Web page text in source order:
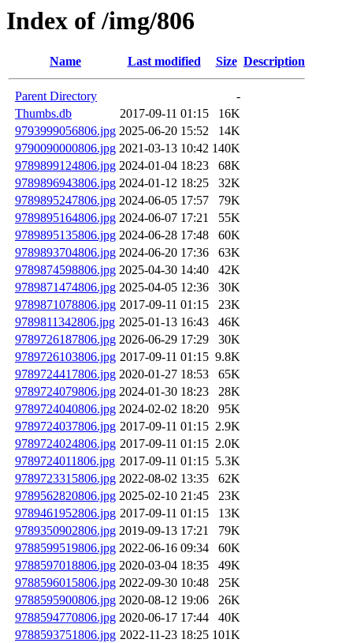
Index of /img/806
Name Last modified Size Description
Parent Directory
-
Thumbs.db
2017-09-11 01:15
16K
9793999056806.jpg 2025-06-20 15:52
14K
9790090000806.jpg 2021-03-13 10:42 140K
9789899124806.jpg 2024-01-04 18:23
68K
9789896943806.jpg 2024-01-12 18:25
32K
9789895247806.jpg 2024-06-05 17:57
79K
9789895164806.jpg 2024-06-07 17:21
55K
9789895135806.jpg 2024-06-28 17:48
60K
9789893704806.jpg 2024-06-20 17:36
63K
9789874598806.jpg 2025-04-30 14:40
42K
9789871474806.jpg 2025-04-05 12:36
30K
9789871078806.jpg 2017-09-11 01:15
23K
9789811342806.jpg 2025-01-13 16:43
46K
9789726187806.jpg 2026-06-29 17:29
30K
9789726103806.jpg 2017-09-11 01:15 9.8K
9789724417806.jpg 2020-01-27 18:53
65K
9789724079806.jpg 2024-01-30 18:23
28K
9789724040806.jpg 2024-02-02 18:20
95K
9789724037806.jpg 2017-09-11 01:15 2.9K
9789724024806.jpg 2017-09-11 01:15 2.0K
9789724011806.jpg 2017-09-11 01:15 5.3K
9789723315806.jpg 2022-08-02 13:35
62K
9789562820806.jpg 2025-02-10 21:45
23K
9789461952806.jpg 2017-09-11 01:15
13K
9789350902806.jpg 2019-09-13 17:21
79K
9788599519806.jpg 2022-06-16 09:34
60K
9788597018806.jpg 2020-03-04 18:35
49K
9788596015806.jpg 2022-09-30 10:48
25K
9788595900806.jpg 2020-08-12 19:06
26K
9788594770806.jpg 2020-06-17 17:44
40K
9788593751806.jpg 2022-11-23 18:25 101K